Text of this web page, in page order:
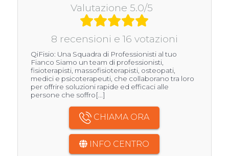
Valutazione 5.0/5
8 recensioni e 16 votazioni
QiFisio: Una Squadra di Professionisti al tuo
Fianco Siamo un team di professionisti,
fisioterapisti, massofisioterapisti, osteopati,
medici e psicoterapeuti, che collaborano tra loro
per offrire soluzioni rapide ed efficaci alle
persone che soffro[...]
CHIAMA ORA
INFO CENTRO